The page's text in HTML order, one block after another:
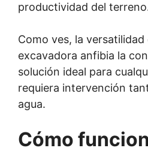
productividad del
Como ves, la versatilidad
excavadora anfibia la
solución ideal para
requiera intervención
agua.
Cómo